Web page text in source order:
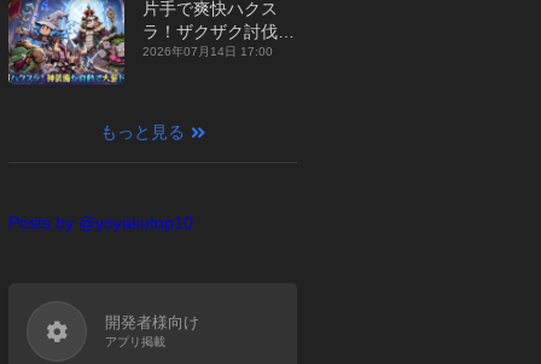
片手で爽快ハクス
ラ！ザクザク討伐し
て神装備を集める放
【最新作PICKUP】
2026年07月14日 17:00
もっと見る
Posts by @yoyakutop10
開発者様向け
アプリ掲載